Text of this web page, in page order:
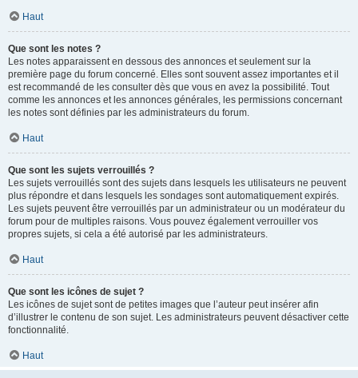
Haut
Que sont les notes ?
Les notes apparaissent en dessous des annonces et seulement sur la
première page du forum concerné. Elles sont souvent assez importantes et il
est recommandé de les consulter dès que vous en avez la possibilité. Tout
comme les annonces et les annonces générales, les permissions concernant
les notes sont définies par les administrateurs du forum.
Haut
Que sont les sujets verrouillés ?
Les sujets verrouillés sont des sujets dans lesquels les utilisateurs ne peuvent
plus répondre et dans lesquels les sondages sont automatiquement expirés.
Les sujets peuvent être verrouillés par un administrateur ou un modérateur du
forum pour de multiples raisons. Vous pouvez également verrouiller vos
propres sujets, si cela a été autorisé par les administrateurs.
Haut
Que sont les icônes de sujet ?
Les icônes de sujet sont de petites images que l’auteur peut insérer afin
d’illustrer le contenu de son sujet. Les administrateurs peuvent désactiver cette
fonctionnalité.
Haut